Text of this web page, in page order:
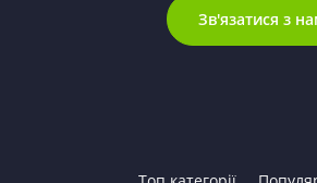
Зв'язатися з